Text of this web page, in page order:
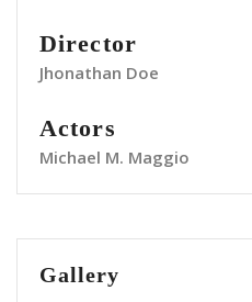
Director
Jhonathan Doe
Actors
Michael M. Maggio
Gallery